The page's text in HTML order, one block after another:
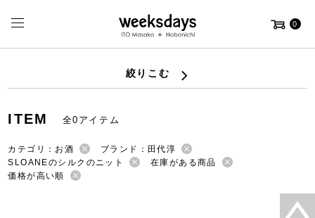
0
絞りこむ
ITEM 全0アイテム
カテゴリ：お酒
ブランド：田代淳
SLOANEのシルクのニット
在庫がある商品
価格が高い順